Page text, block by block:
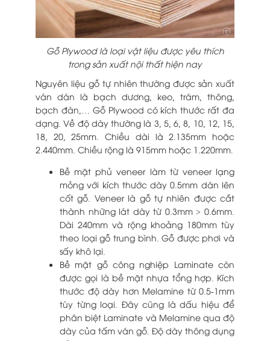
Gỗ Plywood là loại vật liệu được yêu thích
trong sản xuất nội thất hiện nay
Nguyên liệu gỗ tự nhiên thường được sản xuất
ván dán là bạch dương, keo, trám, thông,
bạch đàn,… Gỗ Plywood có kích thước rất đa
dạng. Về độ dày thường là 3, 5, 6, 8, 10, 12, 15,
18, 20, 25mm. Chiều dài là 2.135mm hoặc
2.440mm. Chiều rộng là 915mm hoặc 1.220mm.
Bề mặt phủ veneer làm từ veneer lạng
mỏng với kích thước dày 0.5mm dán lên
cốt gỗ. Veneer là gỗ tự nhiên được cắt
thành những lát dày từ 0.3mm > 0.6mm.
Dài 240mm và rộng khoảng 180mm tùy
theo loại gỗ trung bình. Gỗ được phơi và
sấy khô lại.
Bề mặt gỗ công nghiệp Laminate còn
được gọi là bề mặt nhựa tổng hợp. Kích
thước độ dày hơn Melamine từ 0.5-1mm
tùy từng loại. Đây cũng là dấu hiệu để
phân biệt Laminate và Melamine qua độ
dày của tấm ván gỗ. Độ dày thông dụng